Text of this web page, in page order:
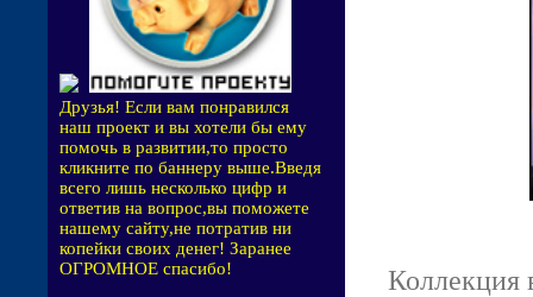
Друзья! Если вам понравился
наш проект и вы хотели бы ему
помочь в развитии,то просто
кликните по баннеру выше.Введя
всего лишь несколько цифр и
ответив на вопрос,вы поможете
нашему сайту,не потратив ни
копейки своих денег! Заранее
ОГРОМНОЕ спасибо!
Коллекция